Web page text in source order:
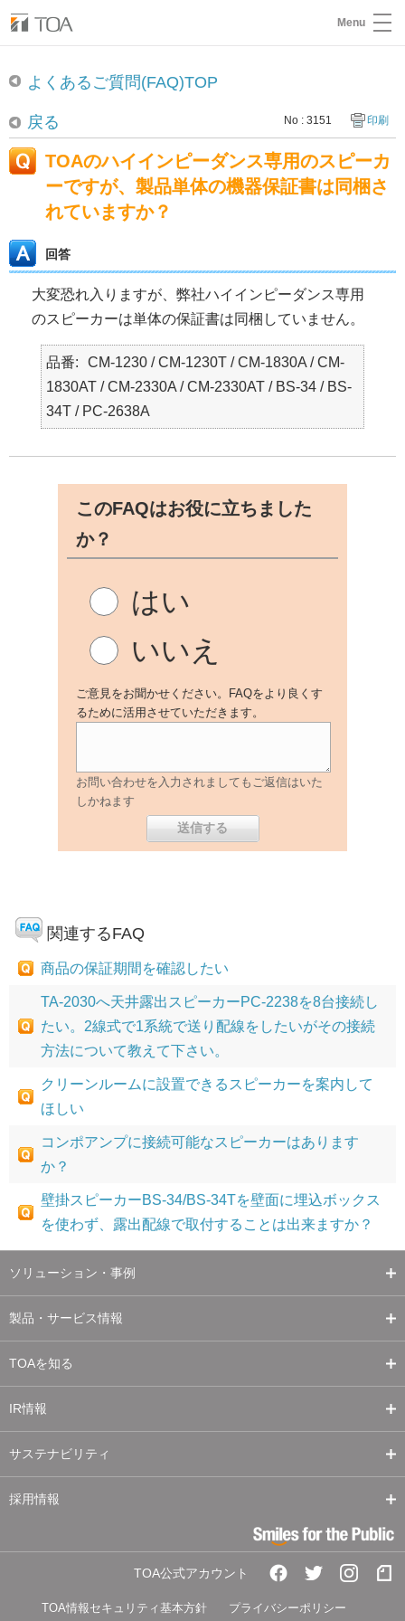
Menu
よくあるご質問(FAQ)TOP
戻る No : 3151 印刷
TOAのハイインピーダンス専用のスピーカ
ーですが、製品単体の機器保証書は同梱さ
れていますか？
回答
大変恐れ入りますが、弊社ハイインピーダンス専用
のスピーカーは単体の保証書は同梱していません。
品番
CM-1230 / CM-1230T / CM-1830A / CM-
1830AT / CM-2330A / CM-2330AT / BS-34 / BS-
34T / PC-2638A
このFAQはお役に立ちました
か？
はい
いいえ
ご意見をお聞かせください。FAQをより良くす
るために活用させていただきます。
お問い合わせを入力されましてもご返信はいた
しかねます
関連するFAQ
商品の保証期間を確認したい
TA-2030へ天井露出スピーカーPC-2238を8台接続し
たい。2線式で1系統で送り配線をしたいがその接続
方法について教えて下さい。
クリーンルームに設置できるスピーカーを案内して
ほしい
コンポアンプに接続可能なスピーカーはあります
か？
壁掛スピーカーBS-34/BS-34Tを壁面に埋込ボックス
を使わず、露出配線で取付することは出来ますか？
ソリューション・事例
製品・サービス情報
TOAを知る
IR情報
サステナビリティ
採用情報
TOA公式アカウント
TOA情報セキュリティ基本方針 プライバシーポリシー